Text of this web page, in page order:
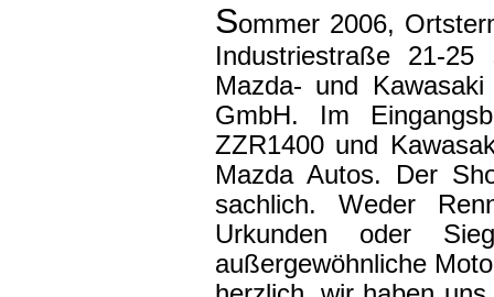
Sommer 2006,
Industriestraße 21-
Mazda- und
GmbH. Im
ZZR1400 und
Mazda Autos. Der
sachlich. Weder
Urkunden oder
außergewöhnliche